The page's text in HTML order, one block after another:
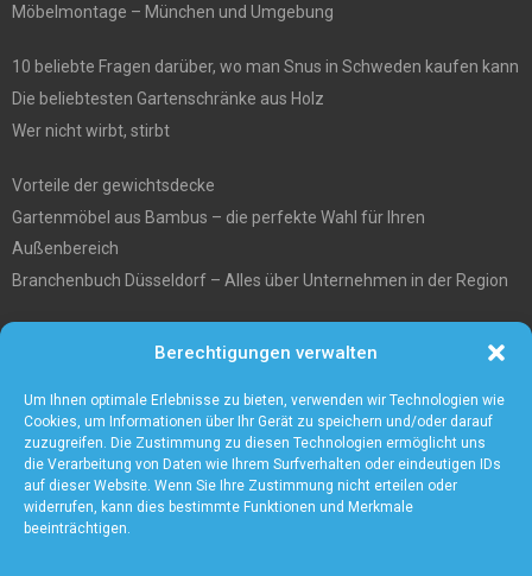
Berechtigungen verwalten
Um Ihnen optimale Erlebnisse zu bieten, verwenden wir Technologien wie
Cookies, um Informationen über Ihr Gerät zu speichern und/oder darauf
zuzugreifen. Die Zustimmung zu diesen Technologien ermöglicht uns
die Verarbeitung von Daten wie Ihrem Surfverhalten oder eindeutigen IDs
auf dieser Website. Wenn Sie Ihre Zustimmung nicht erteilen oder
widerrufen, kann dies bestimmte Funktionen und Merkmale
beeinträchtigen.
Möbelmontage – München und Umgebung
10 beliebte Fragen darüber, wo man Snus in Schweden kaufen kann
Die beliebtesten Gartenschränke aus Holz
Wer nicht wirbt, stirbt
Vorteile der gewichtsdecke
Gartenmöbel aus Bambus – die perfekte Wahl für Ihren
Außenbereich
Branchenbuch Düsseldorf – Alles über Unternehmen in der Region
Die beste Akku-Kettensäge im Test
5 Gründe warum Sie sich für eine Zaunanlage entscheiden sollten